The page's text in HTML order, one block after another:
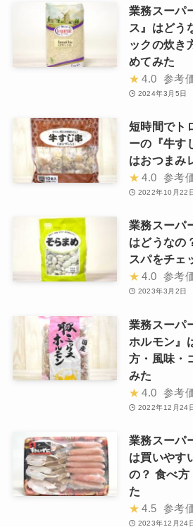
業務スーパ
ス』はどう
ックの炊き
めてみた
★ 4.0 参考
2024年3月5日
短時間でト
ーの『牛す
はおつまみ
★ 4.0 参考
2022年10月22
業務スーパ
はどうなの
スパをチェ
★ 4.0 参考
2023年3月2日
業務スーパ
ホルモン』
方・風味・
みた
★ 4.0 参考
2022年12月24
業務スーパ
は買いやす
の？ 食べ方
た
★ 4.5 参考
2023年12月24